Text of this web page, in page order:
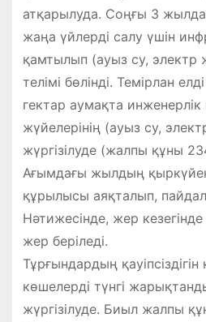
атқарылуда. Соңғы 3
жаңа үйлерді салу үшін
қамтылып (ауыз су, электр
телімі бөлінді. Темірлан
гектар аумақта
жүйелерінің (ауыз су,
жүргізілуде (жалпы құны
Ағымдағы жылдың
құрылысы аяқталып,
Нәтижесінде, жер
жер беріледі.
Тұрғындардың
көшелерді түнгі
жүргізілуде. Биыл жалпы